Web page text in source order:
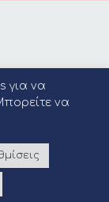
για να
να